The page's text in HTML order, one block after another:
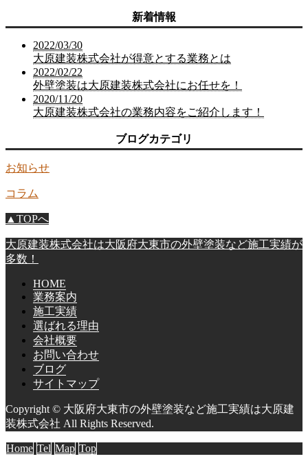
新着情報
2022/03/30
大原建装株式会社が得意とする業務とは
2022/02/22
外壁塗装は大原建装株式会社にお任せを！
2020/11/20
大原建装株式会社の業務内容をご紹介します！
ブログカテゴリ
お知らせ
コラム
▲TOPへ
大原建装株式会社は大阪府大東市の外壁塗装など施工実績が
多数！
HOME
業務案内
施工実績
選ばれる理由
会社概要
お問い合わせ
ブログ
サイトマップ
Copyright © 大阪府大東市の外壁塗装など施工実績は大原建
装株式会社 All Rights Reserved.
Home Tel Map Top